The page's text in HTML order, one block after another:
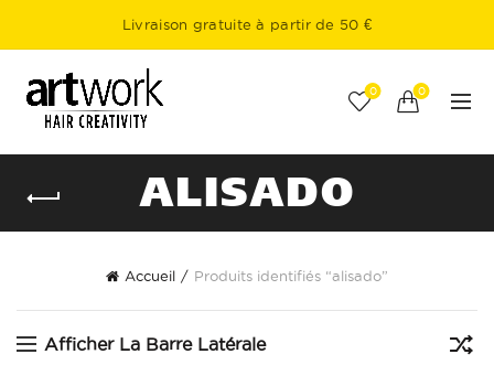
Livraison gratuite à partir de 50 €
0 0
ALISADO
Accueil Produits identifiés “alisado”
Afficher La Barre Latérale